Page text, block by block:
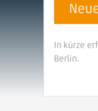
In kürze
Berlin.